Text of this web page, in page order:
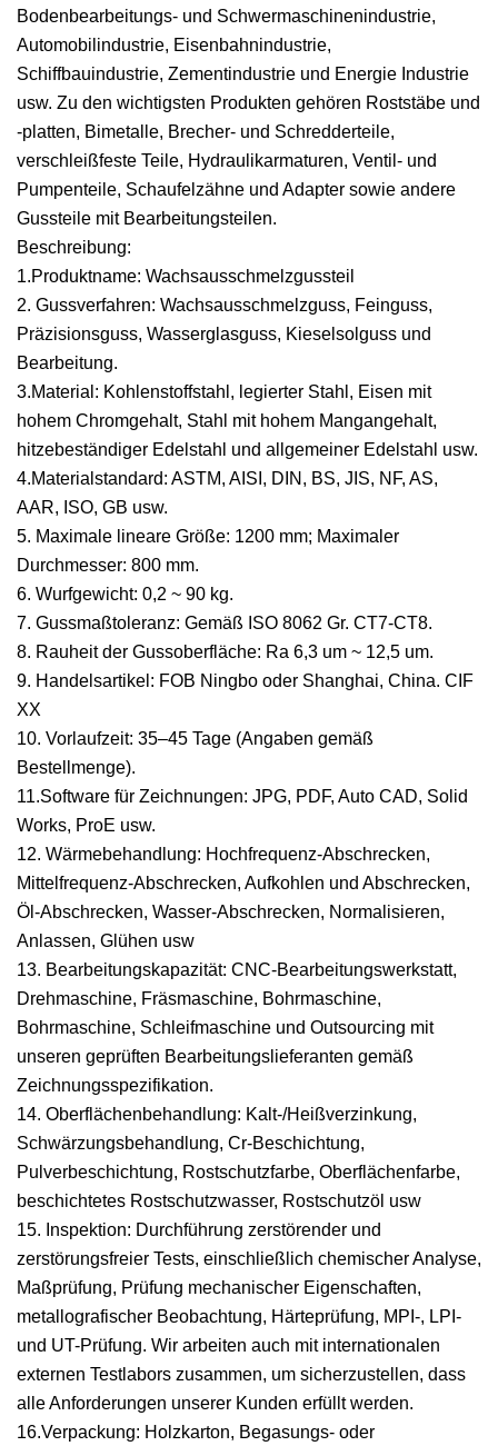
Bodenbearbeitungs- und Schwermaschinenindustrie,
Automobilindustrie, Eisenbahnindustrie,
Schiffbauindustrie, Zementindustrie und Energie Industrie
usw. Zu den wichtigsten Produkten gehören Roststäbe und
-platten, Bimetalle, Brecher- und Schredderteile,
verschleißfeste Teile, Hydraulikarmaturen, Ventil- und
Pumpenteile, Schaufelzähne und Adapter sowie andere
Gussteile mit Bearbeitungsteilen.
Beschreibung:
1.Produktname: Wachsausschmelzgussteil
2. Gussverfahren: Wachsausschmelzguss, Feinguss,
Präzisionsguss, Wasserglasguss, Kieselsolguss und
Bearbeitung.
3.Material: Kohlenstoffstahl, legierter Stahl, Eisen mit
hohem Chromgehalt, Stahl mit hohem Mangangehalt,
hitzebeständiger Edelstahl und allgemeiner Edelstahl usw.
4.Materialstandard: ASTM, AISI, DIN, BS, JIS, NF, AS,
AAR, ISO, GB usw.
5. Maximale lineare Größe: 1200 mm; Maximaler
Durchmesser: 800 mm.
6. Wurfgewicht: 0,2 ~ 90 kg.
7. Gussmaßtoleranz: Gemäß ISO 8062 Gr. CT7-CT8.
8. Rauheit der Gussoberfläche: Ra 6,3 um ~ 12,5 um.
9. Handelsartikel: FOB Ningbo oder Shanghai, China. CIF
XX
10. Vorlaufzeit: 35–45 Tage (Angaben gemäß
Bestellmenge).
11.Software für Zeichnungen: JPG, PDF, Auto CAD, Solid
Works, ProE usw.
12. Wärmebehandlung: Hochfrequenz-Abschrecken,
Mittelfrequenz-Abschrecken, Aufkohlen und Abschrecken,
Öl-Abschrecken, Wasser-Abschrecken, Normalisieren,
Anlassen, Glühen usw
13. Bearbeitungskapazität: CNC-Bearbeitungswerkstatt,
Drehmaschine, Fräsmaschine, Bohrmaschine,
Bohrmaschine, Schleifmaschine und Outsourcing mit
unseren geprüften Bearbeitungslieferanten gemäß
Zeichnungsspezifikation.
14. Oberflächenbehandlung: Kalt-/Heißverzinkung,
Schwärzungsbehandlung, Cr-Beschichtung,
Pulverbeschichtung, Rostschutzfarbe, Oberflächenfarbe,
beschichtetes Rostschutzwasser, Rostschutzöl usw
15. Inspektion: Durchführung zerstörender und
zerstörungsfreier Tests, einschließlich chemischer Analyse,
Maßprüfung, Prüfung mechanischer Eigenschaften,
metallografischer Beobachtung, Härteprüfung, MPI-, LPI-
und UT-Prüfung. Wir arbeiten auch mit internationalen
externen Testlabors zusammen, um sicherzustellen, dass
alle Anforderungen unserer Kunden erfüllt werden.
16.Verpackung: Holzkarton, Begasungs- oder